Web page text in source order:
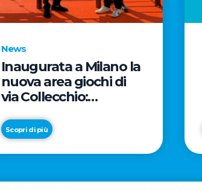
News
Inaugurata a Milano la
nuova area giochi di
via Collecchio:
CityLife e
SmartCityLife per gli
spazi pubblici del
Scopri di più